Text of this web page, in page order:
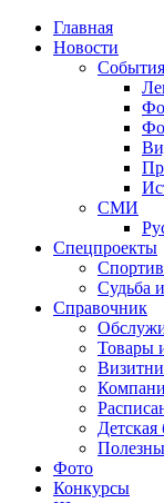
Главная
Новости
События
СМИ
Спецпроекты
Судьба
Справочник
Товары
Детская
Фото
Конкурсы